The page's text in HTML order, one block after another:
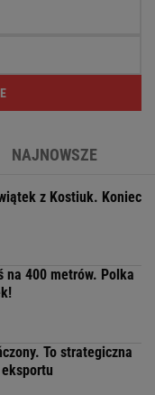
NAJNOWSZE
z Kostiuk. Koniec
na 400 metrów. Polka
To strategiczna